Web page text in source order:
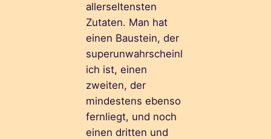
allerseltensten
Zutaten. Man hat
einen Baustein, der
superunwahrscheinl
ich ist, einen
zweiten, der
mindestens ebenso
fernliegt, und noch
einen dritten und